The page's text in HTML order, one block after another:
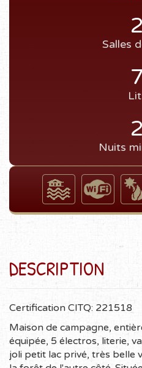
2
Salles
7
2
Nuits
DESCRIPTION
Certification CITQ: 221518
Maison de campagne,
équipée, 5 électros, literie,
joli petit lac privé, très belle